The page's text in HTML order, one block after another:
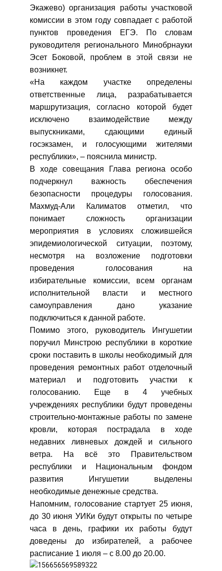
Экажево) организация работы участковой
комиссии в этом году совпадает с работой
пунктов проведения ЕГЭ. По словам
руководителя регионального Минобрнауки
Эсет Боковой, проблем в этой связи не
возникнет.
«На каждом участке определены
ответственные лица, разрабатывается
маршрутизация, согласно которой будет
исключено взаимодействие между
выпускниками, сдающими единый
госэкзамен, и голосующими жителями
республики», – пояснила министр.
В ходе совещания Глава региона особо
подчеркнул важность обеспечения
безопасности процедуры голосования.
Махмуд-Али Калиматов отметил, что
понимает сложность организации
мероприятия в условиях сложившейся
эпидемиологической ситуации, поэтому,
несмотря на возложение подготовки
проведения голосования на
избирательные комиссии, всем органам
исполнительной власти и местного
самоуправления дано указание
подключиться к данной работе.
Помимо этого, руководитель Ингушетии
поручил Минстрою республики в короткие
сроки поставить в школы необходимый для
проведения ремонтных работ отделочный
материал и подготовить участки к
голосованию. Еще в 4 учебных
учреждениях республики будут проведены
строительно-монтажные работы по замене
кровли, которая пострадала в ходе
недавних ливневых дождей и сильного
ветра. На всё это Правительством
республики и Национальным фондом
развития Ингушетии выделены
необходимые денежные средства.
Напомним, голосование стартует 25 июня,
до 30 июня УИКи будут открыты по четыре
часа в день, графики их работы будут
доведены до избирателей, а рабочее
расписание 1 июля – с 8.00 до 20.00.